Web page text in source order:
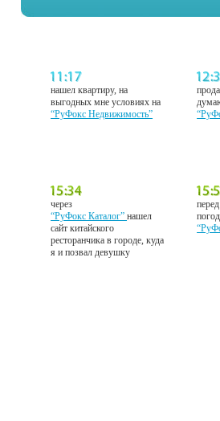
нашел квартиру, на
выгодных мне условиях на
“РуФокс Недвижимость”
через
“РуФокс Каталог”нашел
сайт китайского
ресторанчика в городе, куда
я и позвал девушку